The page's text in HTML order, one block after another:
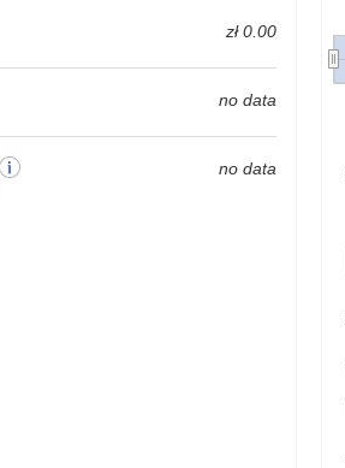
zł 0.00
no data
no data